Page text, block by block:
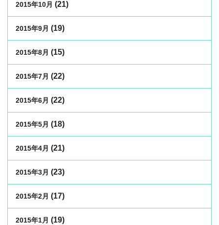
2015年10月 (21)
2015年9月 (19)
2015年8月 (15)
2015年7月 (22)
2015年6月 (22)
2015年5月 (18)
2015年4月 (21)
2015年3月 (23)
2015年2月 (17)
2015年1月 (19)